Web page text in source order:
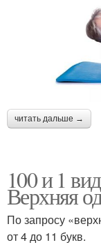
читать дальше →
100 и 1
Верхняя
По запросу
от 4 до 11 букв.